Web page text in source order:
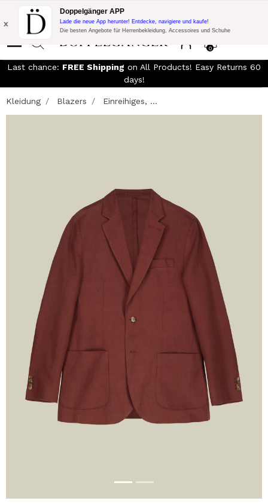
KOSTENLOSER VERSAND!
10% Extra-Rabatt auf 300€ Einkauf mit
Code: DOPPEL300
0
x
Doppelgänger APP
Lade die neue App herunter! Entdecke, navigiere und kaufe!
Die besten Angebote für Herrenbekleidung, Accessoires und Schuhe
Last chance: FREE Shipping on All Products! Easy Returns 60
days!
Kleidung Blazers Einreihiges, ...